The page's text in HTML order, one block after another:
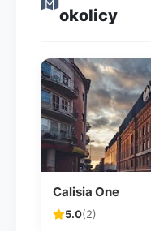
okolicy
Calisia One
5.0(2)